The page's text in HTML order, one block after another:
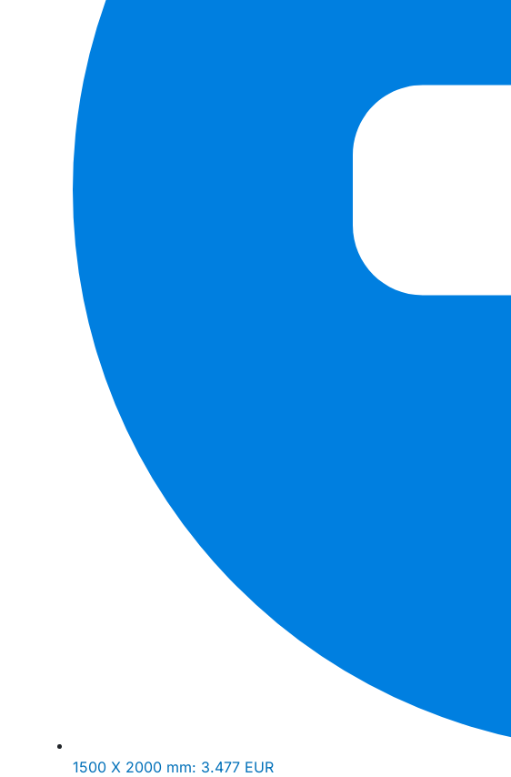
1500 X 2000 mm: 3.477 EUR